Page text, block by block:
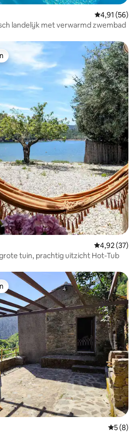
Gemiddelde
4,91 (56)
landelijk met verwarmd zwembad
Gemiddelde
4,92 (37)
tuin, prachtig uitzicht Hot-Tub
5 (8)